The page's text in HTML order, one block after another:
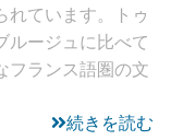
れています。トゥ
ルージュに比べて
フランス語圏の文
続きを読む